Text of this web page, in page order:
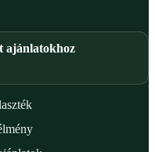
ajánlatokhoz